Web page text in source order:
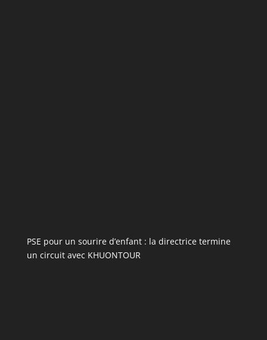
PSE pour un sourire d’enfant : la directrice termine
un circuit avec KHUONTOUR